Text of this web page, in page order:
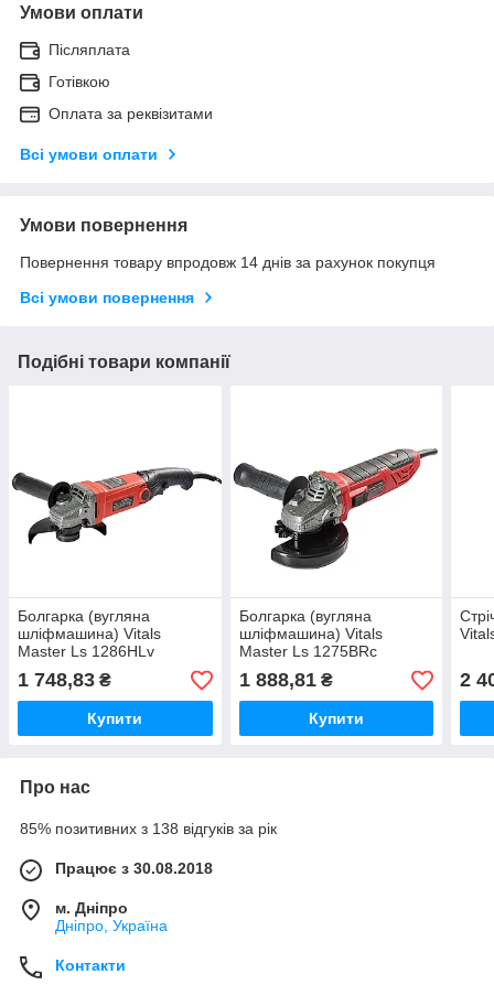
Умови оплати
Післяплата
Готівкою
Оплата за реквізитами
Всі умови оплати
Умови повернення
Повернення товару впродовж 14 днів за рахунок покупця
Всі умови повернення
Подібні товари компанії
Болгарка (вугляна
шліфмашина) Vitals
Master Ls 1286HLv
(43105)
1 748,83 ₴
Купити
Болгарка (вугляна
шліфмашина) Vitals
Master Ls 1275BRc
(90329)
1 888,81₴
Купити
2
Про нас
85% позитивних з 138 відгуків за рік
Працює з 30.08.2018
м. Дніпро
Дніпро, Україна
Контакти